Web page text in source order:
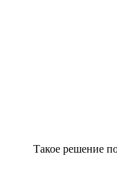
Такое решение